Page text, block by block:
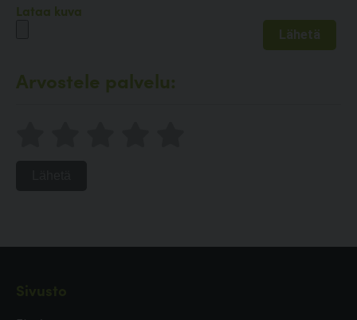
Lataa kuva
Arvostele palvelu: